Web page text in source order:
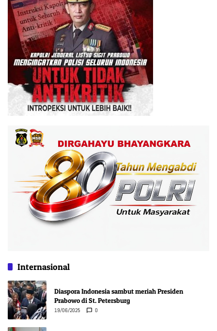
Internasional
Diaspora Indonesia sambut meriah Presiden
Prabowo di St. Petersburg
19/06/2025 0